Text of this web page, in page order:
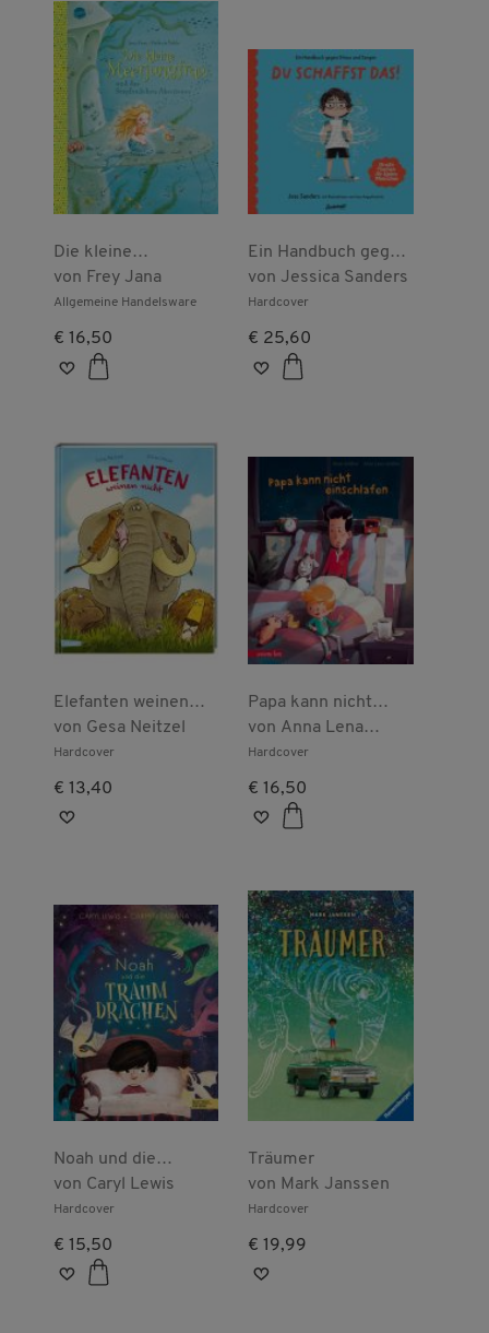
Die kleine
Meerjungfrau und
das Seepferdchen-
Aben
von Frey Jana
Allgemeine Handelsware
€ 16,50
Ein Handbuch gegen
Stress und Sorgen:
Du schaffst das!
von Jessica Sanders
Hardcover
€ 25,60
Elefanten weinen
nicht
von Gesa Neitzel
Hardcover
€ 13,40
Papa kann nicht
einschlafen
von Anna Lena
Amthor
Hardcover
€ 16,50
Noah und die
Traumdrachen
von Caryl Lewis
Hardcover
€ 15,50
Träumer
von Mark Janssen
Hardcover
€ 19,99